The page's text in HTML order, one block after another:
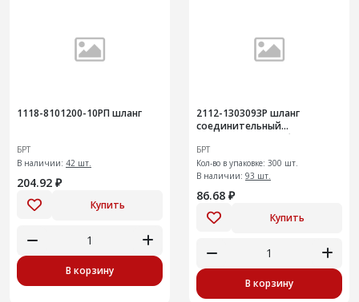
1118-8101200-10РП шланг
БРТ
В наличии: 42 шт.
204.92 ₽
Купить
В корзину
2112-1303093Р шланг
соединительный
термостата и трубы
БРТ
Кол-во в упаковке: 300 шт.
В наличии: 93 шт.
86.68 ₽
Купить
В корзину